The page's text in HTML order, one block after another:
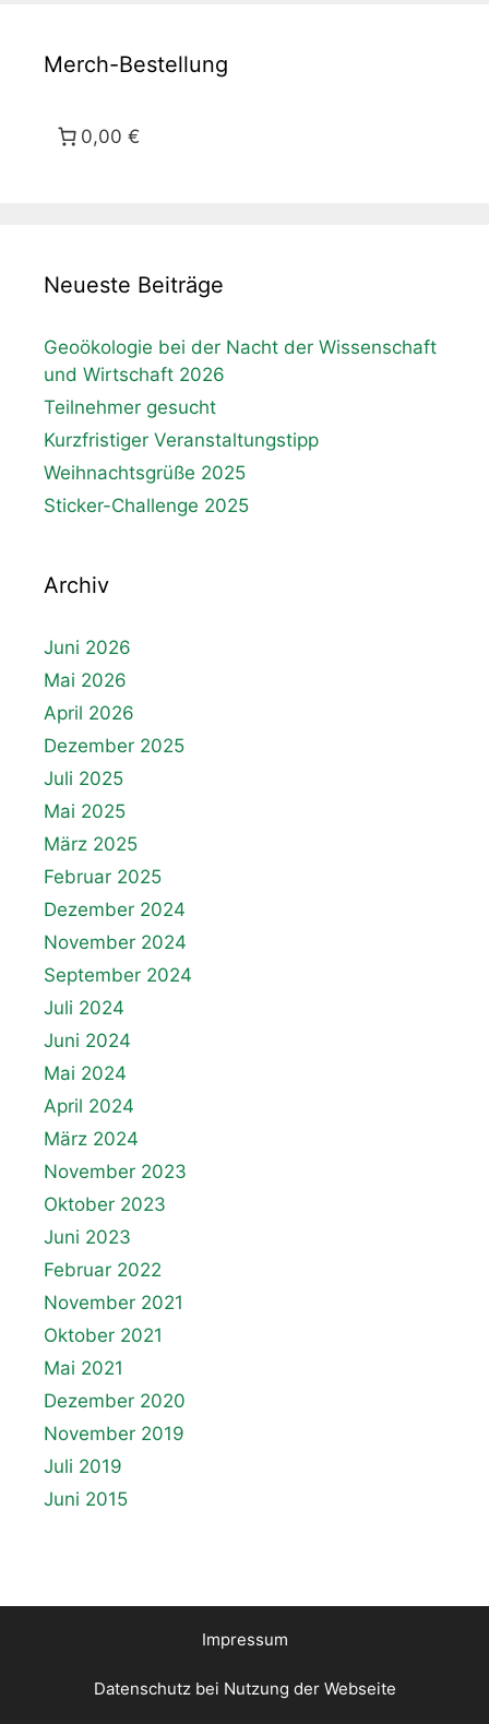
Merch-Bestellung
0,00 €
Neueste Beiträge
Geoökologie bei der Nacht der Wissenschaft
und Wirtschaft 2026
Teilnehmer gesucht
Kurzfristiger Veranstaltungstipp
Weihnachtsgrüße 2025
Sticker-Challenge 2025
Archiv
Juni 2026
Mai 2026
April 2026
Dezember 2025
Juli 2025
Mai 2025
März 2025
Februar 2025
Dezember 2024
November 2024
September 2024
Juli 2024
Juni 2024
Mai 2024
April 2024
März 2024
November 2023
Oktober 2023
Juni 2023
Februar 2022
November 2021
Oktober 2021
Mai 2021
Dezember 2020
November 2019
Juli 2019
Juni 2015
Impressum
Datenschutz bei Nutzung der Webseite